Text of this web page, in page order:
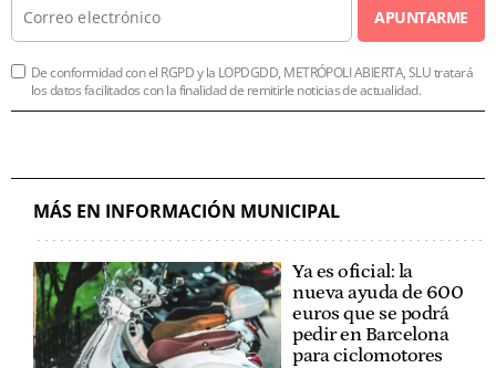
APUNTARME
De conformidad con el RGPD y la LOPDGDD, METRÓPOLI ABIERTA, SLU tratará
los datos facilitados con la finalidad de remitirle noticias de actualidad.
MÁS EN INFORMACIÓN MUNICIPAL
Ya es oficial: la
nueva ayuda de 600
euros que se podrá
pedir en Barcelona
para ciclomotores